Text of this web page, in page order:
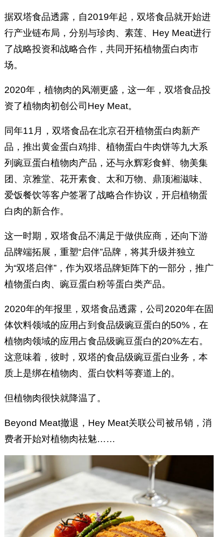
据双塔食品透露，自2019年起，双塔食品就开始进
行产业链布局，分别与珍肉、素莲、Hey Meat进行
了战略投资和战略合作，共同开拓植物蛋白肉市
场。
2020年，植物肉的风潮更盛，这一年，双塔食品投
资了植物肉初创公司Hey Meat。
同年11月，双塔食品在北京召开植物蛋白肉新产
品，推出黄金蛋白鸡排、植物蛋白牛肉饼等九大系
列豌豆蛋白植物肉产品，还与永辉彩食鲜、物美集
团、京雅堂、花开素食、太和万物、鼎顶湘滋味、
爱饭餐饮等客户签署了战略合作协议，开启植物蛋
白肉的新合作。
这一时期，双塔食品不满足于做供应商，还向下游
品牌端拓展，重塑“启伴”品牌，将其升级并独立
为“双塔启伴”，作为双塔品牌矩阵下的一部分，推广
植物蛋白肉、豌豆蛋白粉等蛋白类产品。
2020年的年报里，双塔食品透露，公司2020年在固
体饮料领域的应用占到食品级豌豆蛋白的50%，在
植物肉领域的应用占食品级豌豆蛋白的20%左右。
这意味着，彼时，双塔的食品级豌豆蛋白业务，本
质上是绑在植物肉、蛋白饮料等赛道上的。
但植物肉很快就降温了。
Beyond Meat撤退，Hey Meat关联公司被吊销，消
费者开始对植物肉祛魅……